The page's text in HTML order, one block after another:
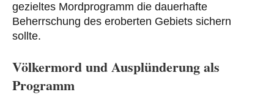
gezieltes Mordprogramm die dauerhafte
Beherrschung des eroberten Gebiets sichern
sollte.
Völkermord und Ausplünderung als
Programm